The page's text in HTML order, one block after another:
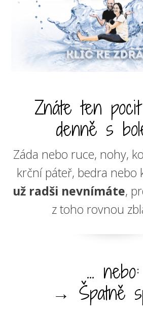
Znáte ten
denně s
Záda nebo ruce, nohy,
krční páteř, bedra nebo
už radši nevnímáte,
z toho rovnou
... nebo:
→ Špatně